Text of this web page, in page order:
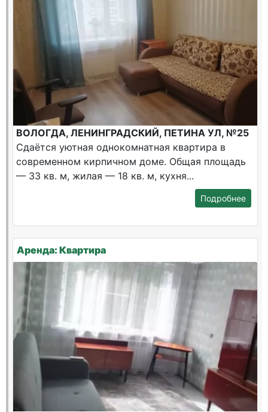
ВОЛОГДА, ЛЕНИНГРАДСКИЙ, ПЕТИНА УЛ, №25
Сдаётся уютная однокомнатная квартира в
современном кирпичном доме. Общая площадь
— 33 кв. м, жилая — 18 кв. м, кухня...
Подробнее
Аренда: Квартира